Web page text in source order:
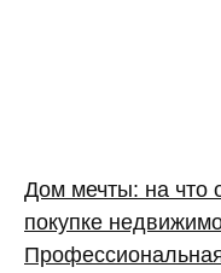
Дом мечты: на что
покупке